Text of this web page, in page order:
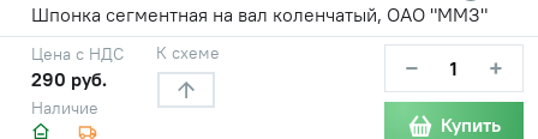
Шпонка сегментная на вал коленчатый, ОАО "ММЗ"
Наличие
Цена с НДС
290 руб.
К схеме − +
Купить